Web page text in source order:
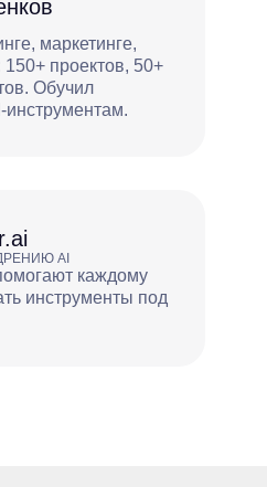
маркетинге,
проектов, 50+
Обучил
инструментам.
AI
каждому
инструменты под